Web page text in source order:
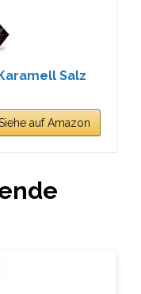
Salz
auf Amazon